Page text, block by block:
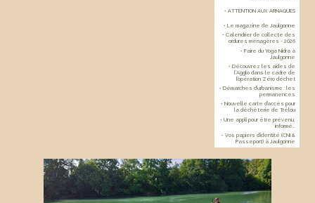
• ATTENTION AUX ARNAQUES
• Le magazine de Jaulgonne
• Calendrier de collecte des
ordures ménagères - 2026
• Faire du Yoga Nidra à
Jaulgonne
• Découvrez les aides de
l’Agglo dans le cadre de
l’opération Zéro déchet
• Démarches d’urbanisme : les
permanences
• Nouvelle carte d’accès pour
la déchèterie de Trélou
• Une appli pour être prévenu,
informé…
• Vos papiers d’identité (CNI &
Passeport) à Jaulgonne